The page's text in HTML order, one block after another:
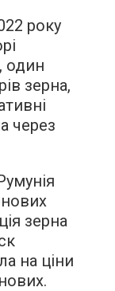
року
один
зерна,
через
зерна
на ціни